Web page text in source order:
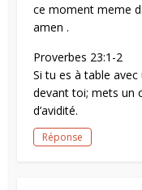
ce moment meme
amen .
Proverbes 23:1-2
Si tu es à table
devant toi; mets un
d’avidité.
Réponse